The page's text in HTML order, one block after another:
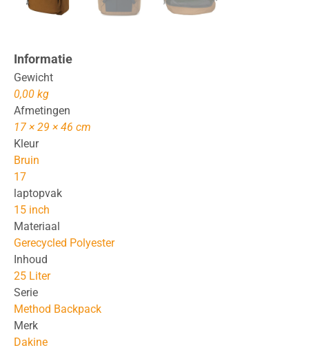
Informatie
Gewicht
0,00 kg
Afmetingen
17 × 29 × 46 cm
Kleur
Bruin
17
laptopvak
15 inch
Materiaal
Gerecycled Polyester
Inhoud
25 Liter
Serie
Method Backpack
Merk
Dakine